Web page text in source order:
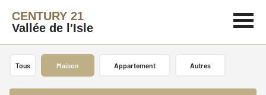
CENTURY 21
Vallée de l'Isle
Tous Maison Appartement Autres